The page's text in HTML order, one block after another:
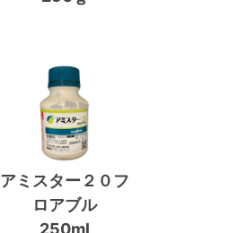
アミスター２０フ
ロアブル
250ml